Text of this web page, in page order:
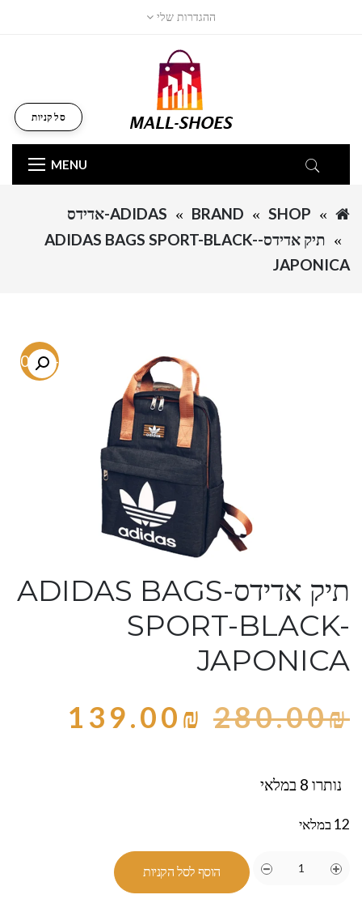
ההגדרות שלי
MENU
סל קניות
SHOP
BRAND
ADIDAS-אדידס
תיק אדידס-ADIDAS BAGS SPORT-BLACK-
JAPONICA
-50.4%
תיק אדידס-ADIDAS BAGS
SPORT-BLACK-
JAPONICA
280.00₪
139.00₪
נותרו 8 במלאי
12 במלאי
הוסף לסל הקניות